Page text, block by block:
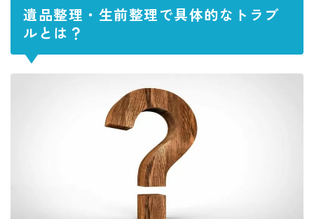
遺品整理・生前整理で具体的なトラブ
ルとは？